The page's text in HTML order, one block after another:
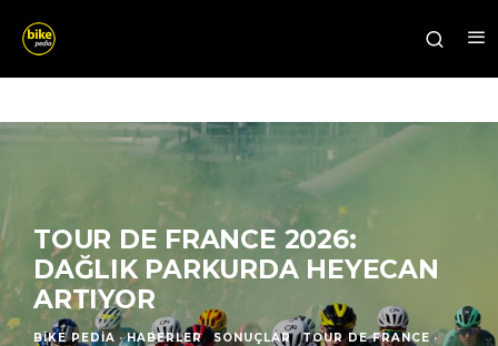
TOUR DE FRANCE 2026:
DAĞLIK PARKURDA HEYECAN
ARTIYOR
BIKE PEDIA · HABERLER SONUÇLAR TOUR DE FRANCE ·